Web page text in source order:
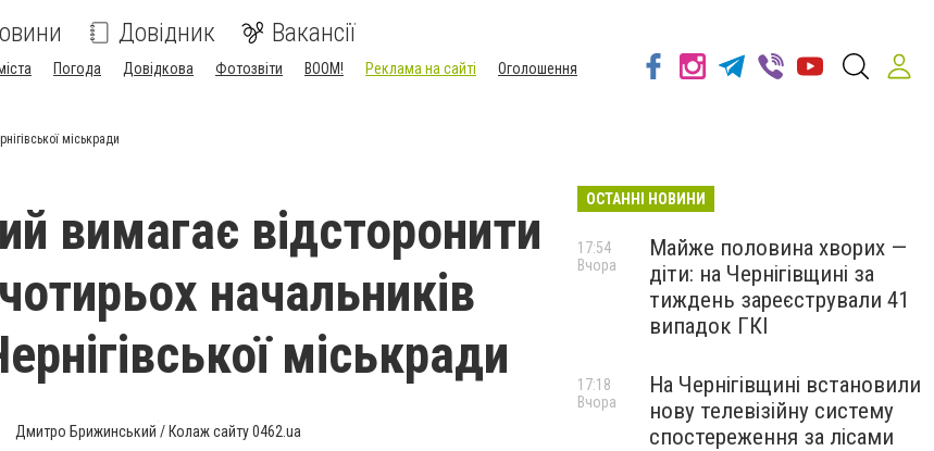
Довідник Вакансії
Погода Довідкова Фотозвіти BOOM! Реклама на сайті
Оголошення
міськради
вимагає відсторонити
начальників
міськради
Дмитро Брижинський / Колаж сайту 0462.ua
ОСТАННІ НОВИНИ
Майже половина хворих —
діти: на Чернігівщині за
тиждень зареєстрували 41
випадок ГКІ
17:54
Вчора
На Чернігівщині встановили
нову телевізійну систему
спостереження за лісами
17:18
Вчора